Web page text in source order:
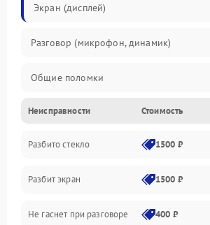
Экран (дисплей)
Разговор (микрофон, динамик)
Общие поломки
Проблемы связи
Камеры
Проблемы с дисплеем и сенсором
Зарядка
Неисправности Стоимость
Разбито стекло 1500 ₽
Разбит экран 1500 ₽
Не гаснет при разговоре 400 ₽